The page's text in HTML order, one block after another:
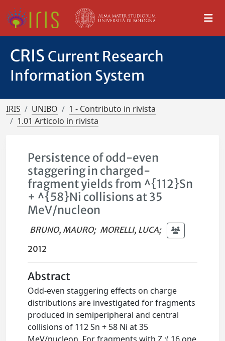
CRIS Current Research
Information System
IRIS UNIBO
1 - Contributo in rivista
1.01 Articolo in rivista
Persistence of odd-even
staggering in charged-
fragment yields from ^{112}Sn
+ ^{58}Ni collisions at 35
MeV/nucleon
BRUNO, MAURO; MORELLI, LUCA;
2012
Abstract
Odd-even staggering effects on charge
distributions are investigated for fragments
produced in semiperipheral and central
collisions of 112 Sn + 58 Ni at 35